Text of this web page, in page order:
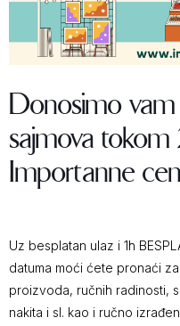
Donosimo vam
sajmova
Importanne
Uz besplatan ulaz i 1h
datuma moći ćete pronaći
proizvoda, ručnih radinosti,
nakita i sl. kao i ručno